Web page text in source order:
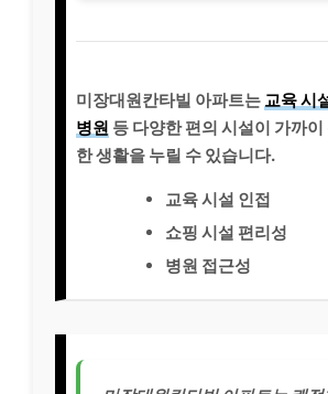
미장대원칸타빌 아파트는 교육 시
병원 등 다양한 편의 시설이 가까이
한 생활을 누릴 수 있습니다.
교육 시설 인접
쇼핑 시설 편리성
병원 접근성